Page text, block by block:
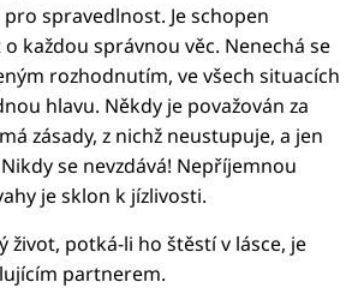
spravedlnost. Je schopen
každou správnou věc. Nenechá se
rozhodnutím, ve všech situacích
hlavu. Někdy je považován za
zásady, z nichž neustupuje, a jen
se nevzdává! Nepříjemnou
je sklon k jízlivosti.
život, potká-li ho štěstí v lásce, je
partnerem.